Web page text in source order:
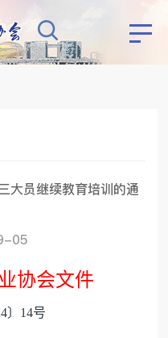
大员继续教育培训的通
05
协会文件
4〕 14号